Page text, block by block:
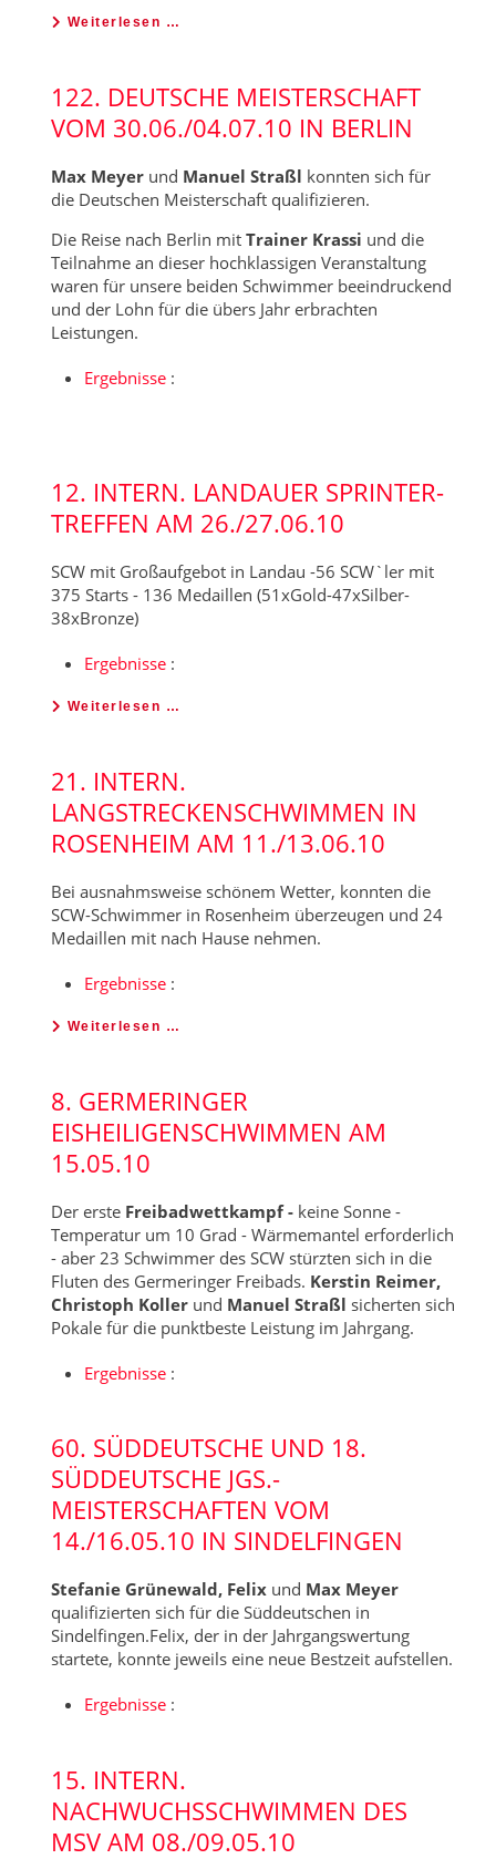
Weiterlesen …
122. DEUTSCHE MEISTERSCHAFT
VOM 30.06./04.07.10 IN BERLIN
Max Meyerund Manuel Straßl konnten sich für
die Deutschen Meisterschaft qualifizieren.
Die Reise nach Berlin mit Trainer Krassi und die
Teilnahme an dieser hochklassigen Veranstaltung
waren für unsere beiden Schwimmer beeindruckend
und der Lohn für die übers Jahr erbrachten
Leistungen.
Ergebnisse:
12. INTERN. LANDAUER SPRINTER-
TREFFEN AM 26./27.06.10
SCW mit Großaufgebot in Landau -56 SCW`ler mit
375 Starts - 136 Medaillen (51xGold-47xSilber-
38xBronze)
Ergebnisse:
Weiterlesen …
21. INTERN.
LANGSTRECKENSCHWIMMEN IN
ROSENHEIM AM 11./13.06.10
Bei ausnahmsweise schönem Wetter, konnten die
SCW-Schwimmer in Rosenheim überzeugen und 24
Medaillen mit nach Hause nehmen.
Ergebnisse:
Weiterlesen …
8. GERMERINGER
EISHEILIGENSCHWIMMEN AM
15.05.10
Der erste Freibadwettkampf - keine Sonne -
Temperatur um 10 Grad - Wärmemantel erforderlich
- aber 23 Schwimmer des SCW stürzten sich in die
Fluten des Germeringer Freibads. Kerstin Reimer,
Christoph Kollerund Manuel Straßl sicherten sich
Pokale für die punktbeste Leistung im Jahrgang.
Ergebnisse:
60. SÜDDEUTSCHE UND 18.
SÜDDEUTSCHE JGS.-
MEISTERSCHAFTEN VOM
14./16.05.10 IN SINDELFINGEN
Stefanie Grünewald, Felix und Max Meyer
qualifizierten sich für die Süddeutschen in
Sindelfingen.Felix, der in der Jahrgangswertung
startete, konnte jeweils eine neue Bestzeit aufstellen.
Ergebnisse:
15. INTERN.
NACHWUCHSSCHWIMMEN DES
MSV AM 08./09.05.10